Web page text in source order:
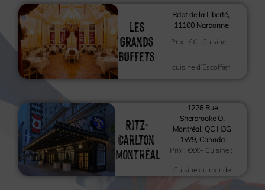
Les
Grands
Buffets
Rdpt de la Liberté,
11100 Narbonne
Prix : €€– Cuisine :
cuisine d’Escoffier
Ritz-
Carlton
Montréal
1228 Rue
Sherbrooke O,
Montréal, QC H3G
1W9, Canada
Prix :€€€– Cuisine :
Cuisine du monde